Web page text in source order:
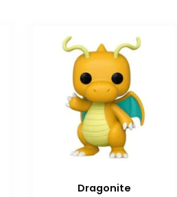
Dragonite